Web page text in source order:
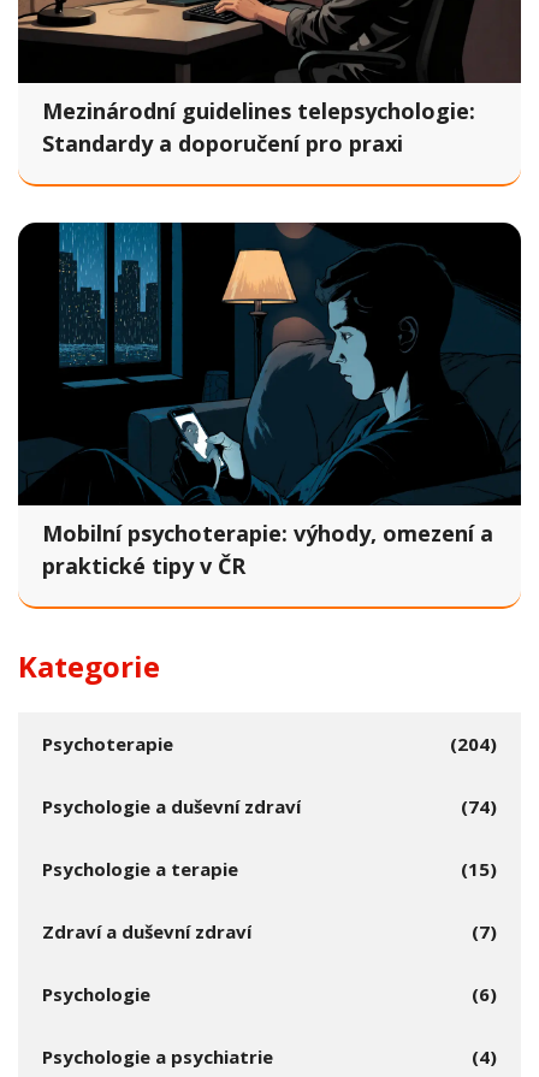
Mezinárodní guidelines telepsychologie:
Standardy a doporučení pro praxi
Mobilní psychoterapie: výhody, omezení a
praktické tipy v ČR
Kategorie
Psychoterapie (204)
Psychologie a duševní zdraví (74)
Psychologie a terapie (15)
Zdraví a duševní zdraví (7)
Psychologie (6)
Psychologie a psychiatrie (4)